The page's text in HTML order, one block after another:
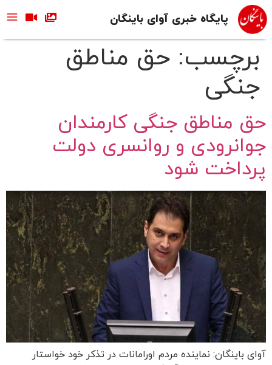
پایگاه خبری آوای باینگان
برچسب: حق مناطق
جنگی
حق مناطق جنگی کارمندان
جوانرودی و روانسری دولت
پرداخت شود
آوای باینگان: نماینده مردم اورامانات در تذکر خود خواستار